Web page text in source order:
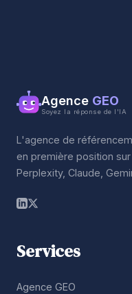
Agence GEO
Soyez la réponse de l'IA
L'agence de
en première position sur
Perplexity, Claude,
Services
Agence GEO